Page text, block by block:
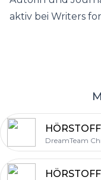
aktiv bei Writers
DreamTeam